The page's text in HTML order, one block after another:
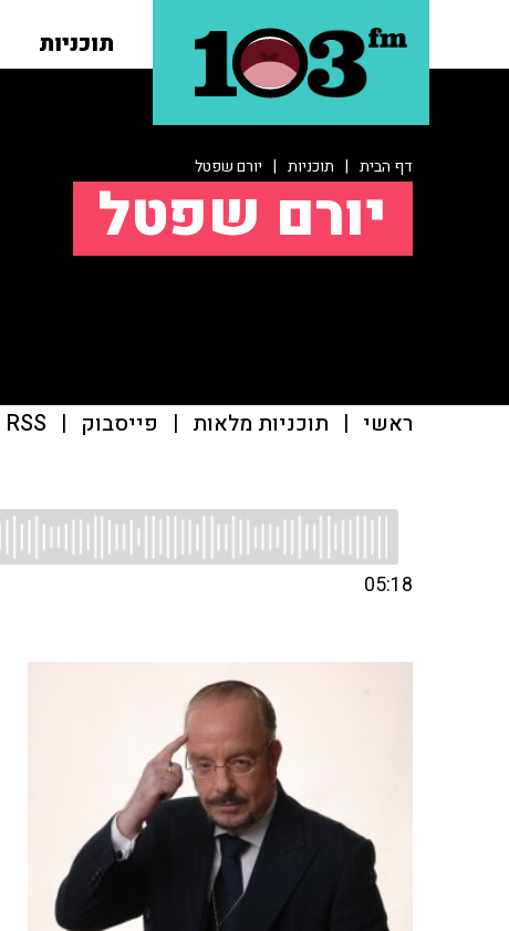
תוכניות
דף הבית | תוכניות | יורם שפטל
יורם שפטל
ראשי | תוכניות מלאות | פייסבוק |
RSS
05:18